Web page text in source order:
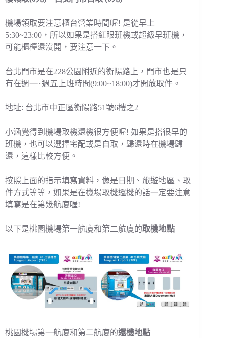
機場領取要注意櫃台營業時間喔! 是從早上
5:30~23:00，所以如果是搭紅眼班機或超級早班機，
可能櫃檯還沒開，要注意一下。
台北門市是在228公園附近的衡陽路上，門市也是只
有在週一~週五上班時間(9:00~18:00)才開放取件。
地址: 台北市中正區衡陽路51號6樓之2
小涵覺得到機場取機還機很方便喔! 如果是搭很早的
班機，也可以選擇宅配或是自取，歸還時在機場歸
還，這樣比較方便。
按照上面的指示填寫資料，像是日期、旅遊地區、取
件方式等等，如果是在機場取機還機的話一定要注意
填寫是在第幾航廈喔!
以下是桃園機場第一航廈和第二航廈的取機地點
桃園機場第一航廈和第二航廈的還機地點